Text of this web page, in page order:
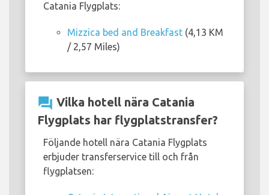
Catania Flygplats:
Mizzica bed and Breakfast (4,13 KM
/ 2,57 Miles)
question_answer Vilka hotell nära Catania
Flygplats har flygplatstransfer?
Följande hotell nära Catania Flygplats
erbjuder transferservice till och från
flygplatsen: